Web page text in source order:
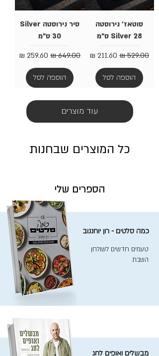
סוטאז' נירוסטה
Silver 28 ס"מ
מחיר רגיל מחיר מבצע
הוספה לסל
סיר נירוסטה Silver
30 ס"מ
מחיר רגיל מחיר מבצע
הוספה לסל
עוד מוצרים
כל המוצרים שבחנות
הספרים שלי
כמה סלטים - רון יוחננוב
טעמים חדשים לשולחן
השבת
מבשלים ואופים לחג